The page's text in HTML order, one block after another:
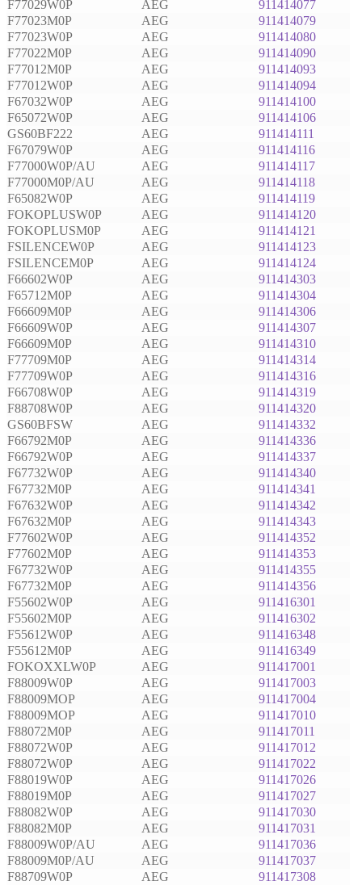
F77029W0P AEG
911414077
F77023M0P
AEG
911414079
F77023W0P
AEG
911414080
F77022M0P
AEG
911414090
F77012M0P
AEG
911414093
F77012W0P
AEG
911414094
F67032W0P
AEG
911414100
F65072W0P
AEG
911414106
GS60BF222
AEG
911414111
F67079W0P
AEG
911414116
F77000W0P/AU
AEG
911414117
F77000M0P/AU
AEG
911414118
F65082W0P
AEG
911414119
FOKOPLUSW0P
AEG
911414120
FOKOPLUSM0P
AEG
911414121
FSILENCEW0P
AEG
911414123
FSILENCEM0P
AEG
911414124
F66602W0P
AEG
911414303
F65712M0P
AEG
911414304
F66609M0P
AEG
911414306
F66609W0P
AEG
911414307
F66609M0P
AEG
911414310
F77709M0P
AEG
911414314
F77709W0P
AEG
911414316
F66708W0P
AEG
911414319
F88708W0P
AEG
911414320
GS60BFSW
AEG
911414332
F66792M0P
AEG
911414336
F66792W0P
AEG
911414337
F67732W0P
AEG
911414340
F67732M0P
AEG
911414341
F67632W0P
AEG
911414342
F67632M0P
AEG
911414343
F77602W0P
AEG
911414352
F77602M0P
AEG
911414353
F67732W0P
AEG
911414355
F67732M0P
AEG
911414356
F55602W0P
AEG
911416301
F55602M0P
AEG
911416302
F55612W0P
AEG
911416348
F55612M0P
AEG
911416349
FOKOXXLW0P
AEG
911417001
F88009W0P
AEG
911417003
F88009MOP
AEG
911417004
F88009MOP
AEG
911417010
F88072M0P
AEG
911417011
F88072W0P
AEG
911417012
F88072W0P
AEG
911417022
F88019W0P
AEG
911417026
F88019M0P
AEG
911417027
F88082W0P
AEG
911417030
F88082M0P
AEG
911417031
F88009W0P/AU
AEG
911417036
F88009M0P/AU
AEG
911417037
F88709W0P
AEG
911417308